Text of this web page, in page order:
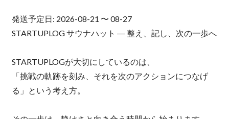
発送予定日: 2026-08-21 〜 08-27
STARTUPLOG サウナハット ― 整え、記し、次の一歩へ
STARTUPLOGが大切にしているのは、
「挑戦の軌跡を刻み、それを次のアクションにつなげ
る」という考え方。